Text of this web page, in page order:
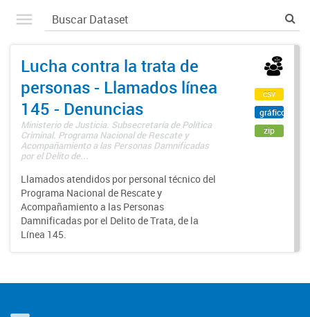
Lucha contra la trata de
personas - Llamados línea
145 - Denuncias
Ministerio de Justicia. Subsecretaría de Política
Criminal. Programa Nacional de Rescate y
Acompañamiento a las Personas Damnificadas
por el Delito de...
Llamados atendidos por personal técnico del
Programa Nacional de Rescate y
Acompañamiento a las Personas
Damnificadas por el Delito de Trata, de la
Línea 145.
csv
gráfico
zip